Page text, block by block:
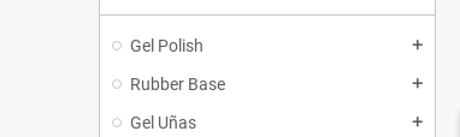
Gel Polish add
Rubber Base add
Gel Uñas add